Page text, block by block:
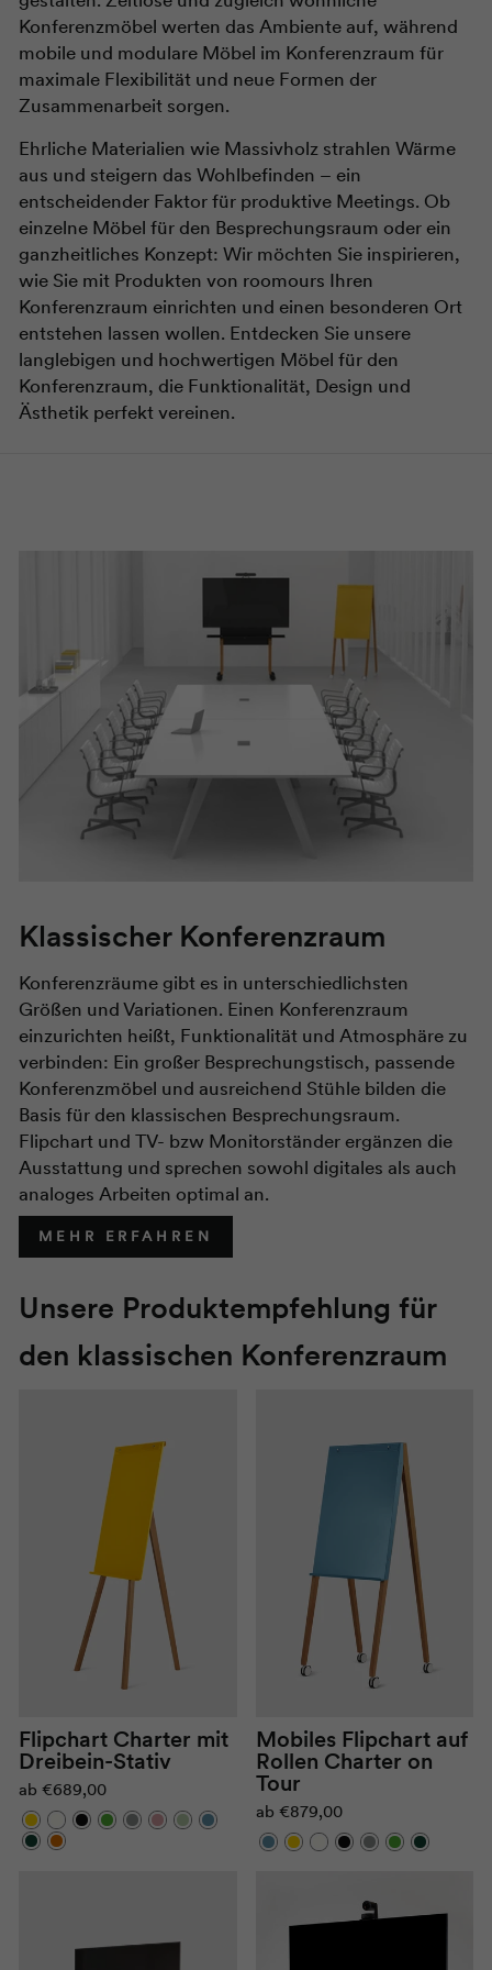
Konferenzmöbel werten das Ambiente auf, während
mobile und modulare Möbel im Konferenzraum für
maximale Flexibilität und neue Formen der
Zusammenarbeit sorgen.
Ehrliche Materialien wie Massivholz strahlen Wärme
aus und steigern das Wohlbefinden – ein
entscheidender Faktor für produktive Meetings. Ob
einzelne Möbel für den Besprechungsraum oder ein
ganzheitliches Konzept: Wir möchten Sie inspirieren,
wie Sie mit Produkten von roomours Ihren
Konferenzraum einrichten und einen besonderen Ort
entstehen lassen wollen. Entdecken Sie unsere
langlebigen und hochwertigen Möbel für den
Konferenzraum, die Funktionalität, Design und
Ästhetik perfekt vereinen.
Klassischer Konferenzraum
Konferenzräume gibt es in unterschiedlichsten
Größen und Variationen. Einen Konferenzraum
einzurichten heißt, Funktionalität und Atmosphäre zu
verbinden: Ein großer Besprechungstisch, passende
Konferenzmöbel und ausreichend Stühle bilden die
Basis für den klassischen Besprechungsraum.
Flipchart und TV- bzw Monitorständer ergänzen die
Ausstattung und sprechen sowohl digitales als auch
analoges Arbeiten optimal an.
MEHR ERFAHREN
Unsere Produktempfehlung für
den klassischen Konferenzraum
Flipchart Charter mit
Dreibein-Stativ
ab €689,00
Mobiles Flipchart auf
Rollen Charter on
Tour
ab €879,00